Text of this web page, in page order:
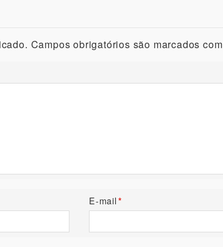
Campos obrigatórios são marcados com
E-mail*